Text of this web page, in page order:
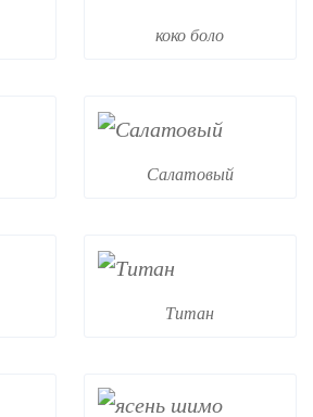
коко боло
Салатовый
Титан